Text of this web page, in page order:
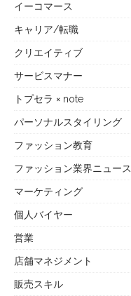
イーコマース
キャリア/転職
クリエイティブ
サービスマナー
トプセラ × note
パーソナルスタイリング
ファッション教育
ファッション業界ニュース
マーケティング
個人バイヤー
営業
店舗マネジメント
販売スキル